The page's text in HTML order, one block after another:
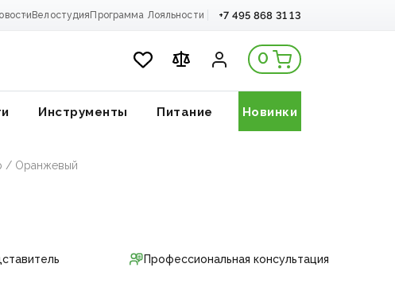
Велостудия Программа Лояльности +7 495 868 31 13
0
Инструменты Питание Новинки
/ Оранжевый
Профессиональная консультация